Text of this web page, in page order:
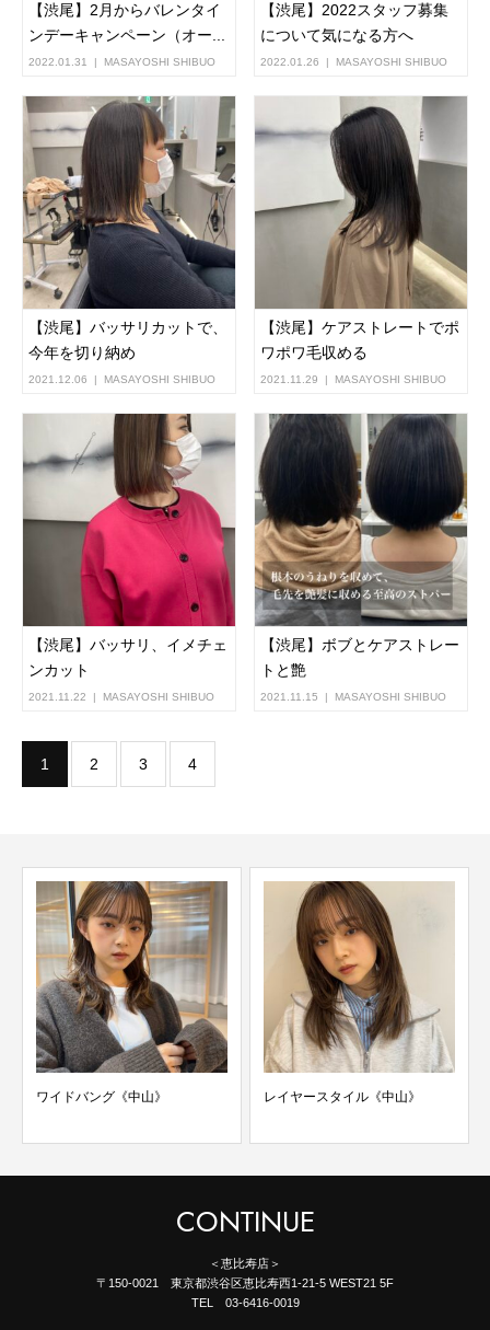
【渋尾】2月からバレンタイ
ンデーキャンペーン（オー...
2022.01.31 MASAYOSHI SHIBUO
【渋尾】2022スタッフ募集
について気になる方へ
2022.01.26 MASAYOSHI SHIBUO
【渋尾】バッサリカットで、
今年を切り納め
2021.12.06 MASAYOSHI SHIBUO
【渋尾】ケアストレートでポ
ワポワ毛収める
2021.11.29 MASAYOSHI SHIBUO
【渋尾】バッサリ、イメチェ
ンカット
2021.11.22 MASAYOSHI SHIBUO
【渋尾】ボブとケアストレー
トと艶
2021.11.15 MASAYOSHI SHIBUO
1 2 3 4
ワイドバング《中山》 レイヤースタイル《中山》
CONTINUE
＜恵比寿店＞
〒150-0021 東京都渋谷区恵比寿西1-21-5 WEST21 5F
TEL 03-6416-0019